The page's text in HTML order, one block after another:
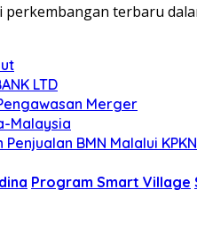
terbaru
LTD
Merger
Malaysia
BMN Malalui
Program Smart Village